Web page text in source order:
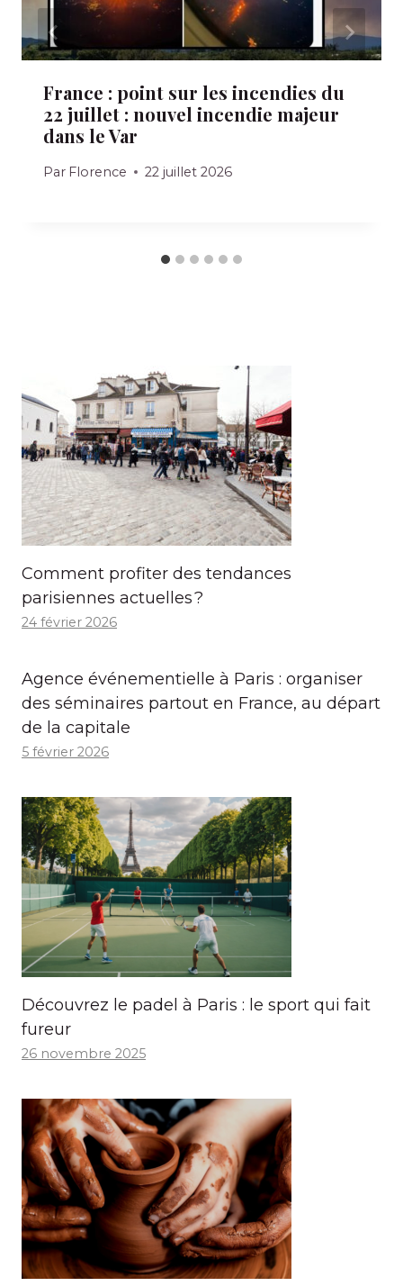
France : point sur les incendies du
22 juillet : nouvel incendie majeur
dans le Var
Par Florence 22 juillet 2026
Comment profiter des tendances
parisiennes actuelles ?
24 février 2026
Agence événementielle à Paris : organiser
des séminaires partout en France, au départ
de la capitale
5 février 2026
Découvrez le padel à Paris : le sport qui fait
fureur
26 novembre 2025